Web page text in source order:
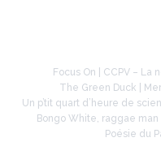
Focus On | CCPV –
The Green Duck |
Un p’tit quart d’heure de
Bongo White, raggae
Poésie du